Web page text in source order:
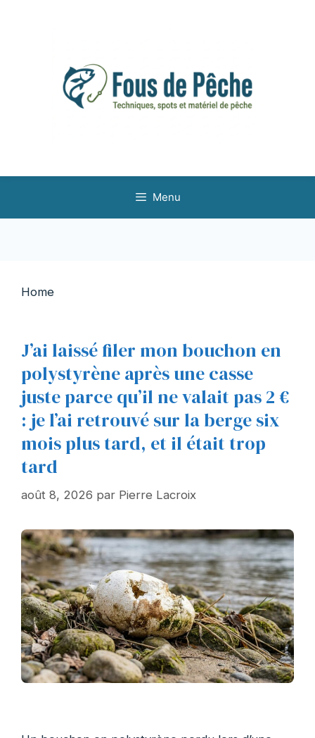
Menu
Home
J’ai laissé filer mon bouchon en
polystyrène après une casse
juste parce qu’il ne valait pas 2 €
: je l’ai retrouvé sur la berge six
mois plus tard, et il était trop
tard
août 8, 2026 par Pierre Lacroix